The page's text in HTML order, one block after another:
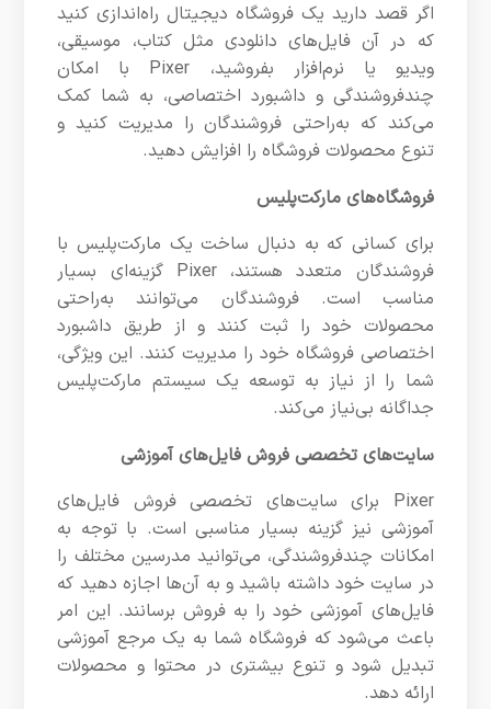
اگر قصد دارید یک فروشگاه دیجیتال راه‌اندازی کنید
که در آن فایل‌های دانلودی مثل کتاب، موسیقی،
ویدیو یا نرم‌افزار بفروشید، Pixer با امکان
چندفروشندگی و داشبورد اختصاصی، به شما کمک
می‌کند که به‌راحتی فروشندگان را مدیریت کنید و
تنوع محصولات فروشگاه را افزایش دهید.
فروشگاه‌های مارکت‌پلیس
برای کسانی که به دنبال ساخت یک مارکت‌پلیس با
فروشندگان متعدد هستند، Pixer گزینه‌ای بسیار
مناسب است. فروشندگان می‌توانند به‌راحتی
محصولات خود را ثبت کنند و از طریق داشبورد
اختصاصی فروشگاه خود را مدیریت کنند. این ویژگی،
شما را از نیاز به توسعه یک سیستم مارکت‌پلیس
جداگانه بی‌نیاز می‌کند.
سایت‌های تخصصی فروش فایل‌های آموزشی
Pixer برای سایت‌های تخصصی فروش فایل‌های
آموزشی نیز گزینه بسیار مناسبی است. با توجه به
امکانات چندفروشندگی، می‌توانید مدرسین مختلف را
در سایت خود داشته باشید و به آن‌ها اجازه دهید که
فایل‌های آموزشی خود را به فروش برسانند. این امر
باعث می‌شود که فروشگاه شما به یک مرجع آموزشی
تبدیل شود و تنوع بیشتری در محتوا و محصولات
ارائه دهد.